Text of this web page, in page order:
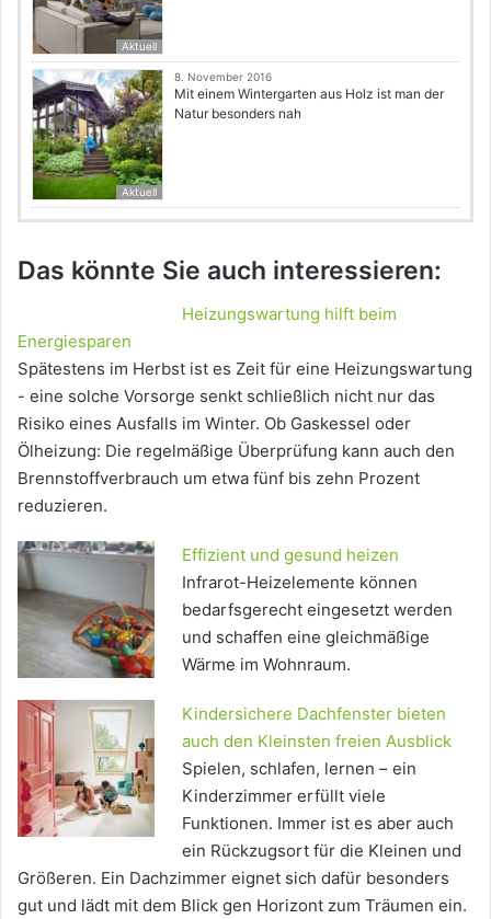
Aktuell
Aktuell
8. November 2016
Mit einem Wintergarten aus Holz ist man der
Natur besonders nah
Das könnte Sie auch interessieren:
Heizungswartung hilft beim
Energiesparen
Spätestens im Herbst ist es Zeit für eine Heizungswartung
- eine solche Vorsorge senkt schließlich nicht nur das
Risiko eines Ausfalls im Winter. Ob Gaskessel oder
Ölheizung: Die regelmäßige Überprüfung kann auch den
Brennstoffverbrauch um etwa fünf bis zehn Prozent
reduzieren.
Effizient und gesund heizen
Infrarot-Heizelemente können
bedarfsgerecht eingesetzt werden
und schaffen eine gleichmäßige
Wärme im Wohnraum.
Kindersichere Dachfenster bieten
auch den Kleinsten freien Ausblick
Spielen, schlafen, lernen – ein
Kinderzimmer erfüllt viele
Funktionen. Immer ist es aber auch
ein Rückzugsort für die Kleinen und
Größeren. Ein Dachzimmer eignet sich dafür besonders
gut und lädt mit dem Blick gen Horizont zum Träumen ein.